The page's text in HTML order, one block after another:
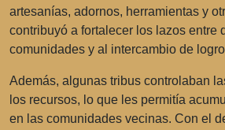
artesanías, adornos, herramientas y
contribuyó a fortalecer los lazos entre
comunidades y al intercambio de
Además, algunas tribus controlaban
los recursos, lo que les permitía
en las comunidades vecinas. Con el